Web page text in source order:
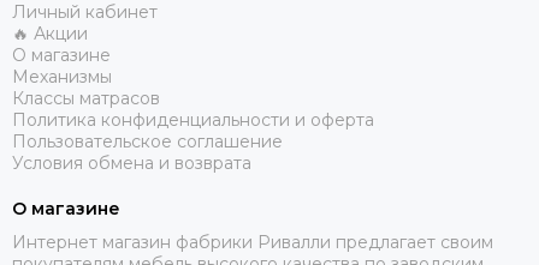
Личный кабинет
🔥 Акции
О магазине
Механизмы
Классы матрасов
Политика конфиденциальности и оферта
Пользовательское соглашение
Условия обмена и возврата
О магазине
​Интернет магазин фабрики Ривалли предлагает своим